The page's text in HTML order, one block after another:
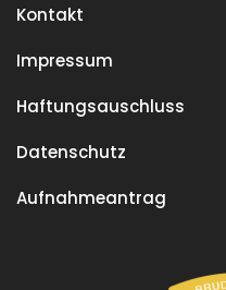
Kontakt
Impressum
Haftungsauschluss
Datenschutz
Aufnahmeantrag